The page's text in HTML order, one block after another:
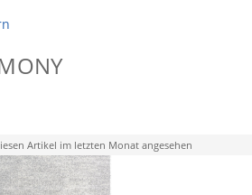
Artikel im letzten Monat angesehen